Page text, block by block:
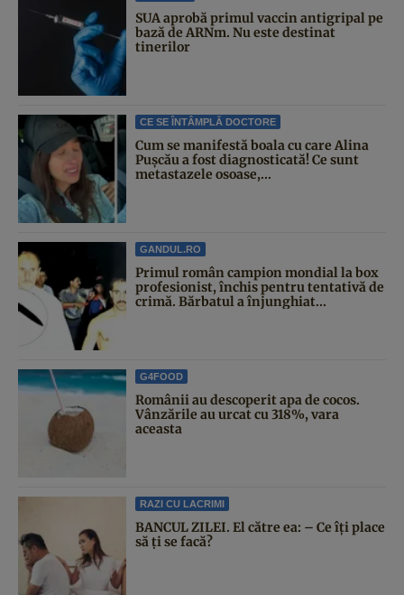
SUA aprobă primul vaccin antigripal pe
bază de ARNm. Nu este destinat
tinerilor
CE SE ÎNTÂMPLĂ DOCTORE
Cum se manifestă boala cu care Alina
Pușcău a fost diagnosticată! Ce sunt
metastazele osoase,...
GANDUL.RO
Primul român campion mondial la box
profesionist, închis pentru tentativă de
crimă. Bărbatul a înjunghiat...
G4FOOD
Românii au descoperit apa de cocos.
Vânzările au urcat cu 318%, vara
aceasta
RAZI CU LACRIMI
BANCUL ZILEI. El către ea: – Ce îți place
să ți se facă?